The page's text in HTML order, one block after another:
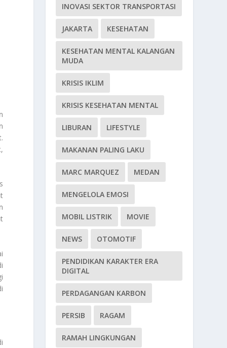
INOVASI SEKTOR TRANSPORTASI
JAKARTA KESEHATAN
KESEHATAN MENTAL KALANGAN
MUDA
KRISIS IKLIM
KRISIS KESEHATAN MENTAL
LIBURAN LIFESTYLE
MAKANAN PALING LAKU
MARC MARQUEZ MEDAN
MENGELOLA EMOSI
MOBIL LISTRIK MOVIE
NEWS OTOMOTIF
PENDIDIKAN KARAKTER ERA
DIGITAL
PERDAGANGAN KARBON
PERSIB RAGAM
RAMAH LINGKUNGAN